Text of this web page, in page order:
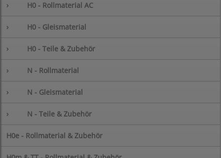
› H0 - Rollmaterial AC
› H0 - Gleismaterial
› H0 - Teile & Zubehör
› N - Rollmaterial
› N - Gleismaterial
› N - Teile & Zubehör
H0e - Rollmaterial & Zubehör